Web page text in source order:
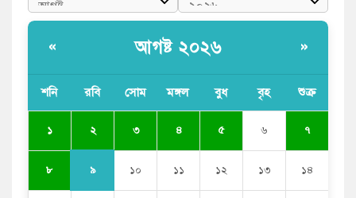
« আগষ্ট ২০২৬ »
শনি রবি সোম মঙ্গল বুধ বৃহ শুক্র
১ ২ ৩ ৪ ৫ ৬ ৭
৮ ৯ ১০ ১১ ১২ ১৩ ১৪